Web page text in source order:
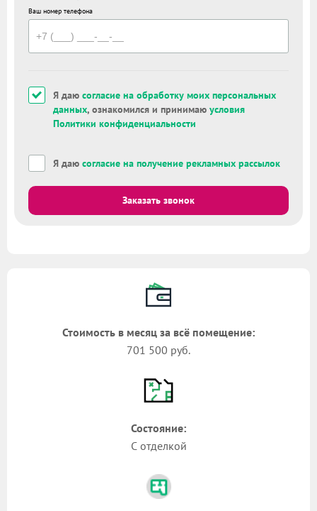
Ваш номер телефона
Я даю согласие на обработку моих персональных
данных, ознакомился и принимаю условия
Политики конфиденциальности
Я даю согласие на получение рекламных рассылок
Заказать звонок
Стоимость в месяц за всё помещение:
701 500 руб.
Состояние:
С отделкой